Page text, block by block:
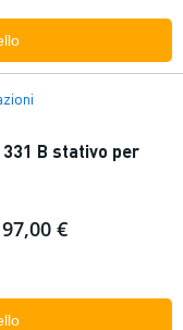
B stativo per
97,00 €